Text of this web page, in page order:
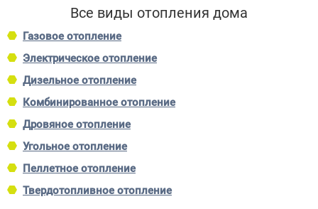
Все виды отопления дома
Газовое отопление
Электрическое отопление
Дизельное отопление
Комбинированное отопление
Дровяное отопление
Угольное отопление
Пеллетное отопление
Твердотопливное отопление